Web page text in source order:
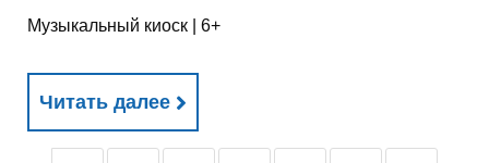
Музыкальный киоск | 6+
Читать далее